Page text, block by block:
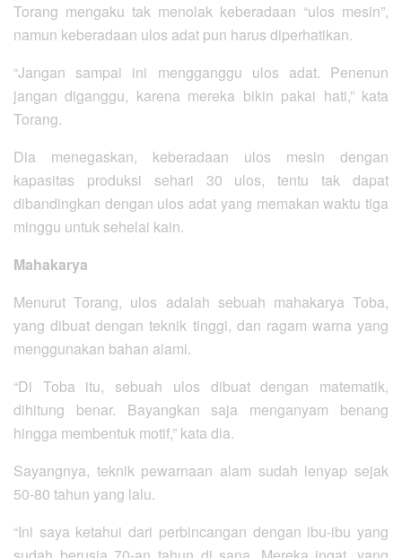
Torang mengaku tak menolak keberadaan “ulos mesin”,
namun keberadaan ulos adat pun harus diperhatikan.
“Jangan sampai ini mengganggu ulos adat. Penenun
jangan diganggu, karena mereka bikin pakai hati,” kata
Torang.
Dia menegaskan, keberadaan ulos mesin dengan
kapasitas produksi sehari 30 ulos, tentu tak dapat
dibandingkan dengan ulos adat yang memakan waktu tiga
minggu untuk sehelai kain.
Mahakarya
Menurut Torang, ulos adalah sebuah mahakarya Toba,
yang dibuat dengan teknik tinggi, dan ragam warna yang
menggunakan bahan alami.
“Di Toba itu, sebuah ulos dibuat dengan matematik,
dihitung benar. Bayangkan saja menganyam benang
hingga membentuk motif,” kata dia.
Sayangnya, teknik pewarnaan alam sudah lenyap sejak
50-80 tahun yang lalu.
“Ini saya ketahui dari perbincangan dengan ibu-ibu yang